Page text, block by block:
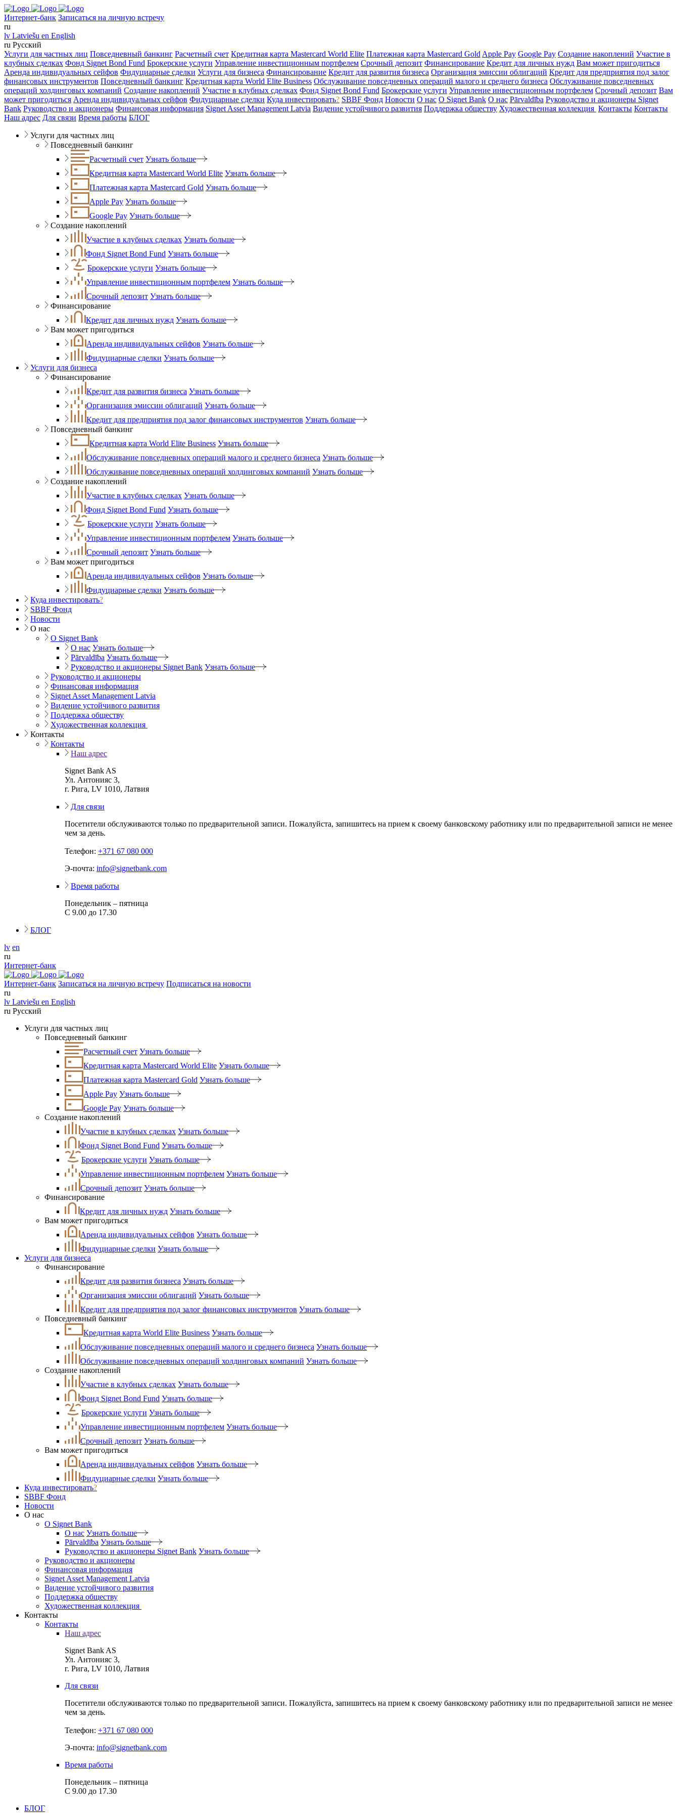
Интернет-банк Записаться на личную встречу
ru
lv Latviešu en English
ru Русский
Услуги для частных лиц Повседневный банкинг Расчетный счет Кредитная карта Mastercard World Elite Платежная карта Mastercard Gold Apple Pay Google Pay Создание накоплений Участие в
клубных сделках Фонд Signet Bond Fund Брокерские услуги Управление инвестиционным портфелем Срочный депозит Финансирование Кредит для личных нужд Вам может пригодиться
Аренда индивидуальных сейфов Фидуциарные сделки Услуги для бизнеса Финансирование Кредит для развития бизнеса Организация эмиссии облигаций Кредит для предприятия под залог
финансовых инструментов Повседневный банкинг Кредитная карта World Elite Business Обслуживание повседневных операций малого и среднего бизнеса Обслуживание повседневных
операций холдинговых компаний Создание накоплений Участие в клубных сделках Фонд Signet Bond Fund Брокерские услуги Управление инвестиционным портфелем Срочный депозит Вам
может пригодиться Аренда индивидуальных сейфов Фидуциарные сделки Куда инвестировать? SBBF Фонд Новости О нас O Signet Bank О нас Pārvaldība Руководство и акционеры Signet
Bank Руководство и акционеры Финансовая информация Signet Asset Management Latvia Видение устойчивого развития Поддержка обществу Художественная коллекция Контакты Контакты
Наш адрес Для связи Время работы БЛОГ
Услуги для частных лиц
Повседневный банкинг
Расчетный счет Узнать больше
Кредитная карта Mastercard World Elite Узнать больше
Платежная карта Mastercard Gold Узнать больше
Apple Pay Узнать больше
Google Pay Узнать больше
Создание накоплений
Участие в клубных сделках Узнать больше
Фонд Signet Bond Fund Узнать больше
Брокерские услуги Узнать больше
Управление инвестиционным портфелем Узнать больше
Срочный депозит Узнать больше
Финансирование
Кредит для личных нужд Узнать больше
Вам может пригодиться
Аренда индивидуальных сейфов Узнать больше
Фидуциарные сделки Узнать больше
Услуги для бизнеса
Финансирование
Кредит для развития бизнеса Узнать больше
Организация эмиссии облигаций Узнать больше
Кредит для предприятия под залог финансовых инструментов Узнать больше
Повседневный банкинг
Кредитная карта World Elite Business Узнать больше
Обслуживание повседневных операций малого и среднего бизнеса Узнать больше
Обслуживание повседневных операций холдинговых компаний Узнать больше
Создание накоплений
Участие в клубных сделках Узнать больше
Фонд Signet Bond Fund Узнать больше
Брокерские услуги Узнать больше
Управление инвестиционным портфелем Узнать больше
Срочный депозит Узнать больше
Вам может пригодиться
Аренда индивидуальных сейфов Узнать больше
Фидуциарные сделки Узнать больше
Куда инвестировать?
SBBF Фонд
Новости
О нас
O Signet Bank
О нас Узнать больше
Pārvaldība Узнать больше
Руководство и акционеры Signet Bank Узнать больше
Руководство и акционеры
Финансовая информация
Signet Asset Management Latvia
Видение устойчивого развития
Поддержка обществу
Художественная коллекция
Контакты
Контакты
Наш адрес
Signet Bank AS
Ул. Антонияс 3,
г. Рига, LV 1010, Латвия
Для связи
Посетители обслуживаются только по предварительной записи. Пожалуйста, запишитесь на прием к своему банковскому работнику или по предварительной записи не менее
чем за день.
Телефон: +371 67 080 000
Э-почта: info@signetbank.com
Время работы
Понедельник – пятница
С 9.00 до 17.30
БЛОГ
lv en
ru
Интернет-банк
Интернет-банк Записаться на личную встречу Подписаться на новости
ru
lv Latviešu en English
ru Русский
Услуги для частных лиц
Повседневный банкинг
Расчетный счет Узнать больше
Кредитная карта Mastercard World Elite Узнать больше
Платежная карта Mastercard Gold Узнать больше
Apple Pay Узнать больше
Google Pay Узнать больше
Создание накоплений
Участие в клубных сделках Узнать больше
Фонд Signet Bond Fund Узнать больше
Брокерские услуги Узнать больше
Управление инвестиционным портфелем Узнать больше
Срочный депозит Узнать больше
Финансирование
Кредит для личных нужд Узнать больше
Вам может пригодиться
Аренда индивидуальных сейфов Узнать больше
Фидуциарные сделки Узнать больше
Услуги для бизнеса
Финансирование
Кредит для развития бизнеса Узнать больше
Организация эмиссии облигаций Узнать больше
Кредит для предприятия под залог финансовых инструментов Узнать больше
Повседневный банкинг
Кредитная карта World Elite Business Узнать больше
Обслуживание повседневных операций малого и среднего бизнеса Узнать больше
Обслуживание повседневных операций холдинговых компаний Узнать больше
Создание накоплений
Участие в клубных сделках Узнать больше
Фонд Signet Bond Fund Узнать больше
Брокерские услуги Узнать больше
Управление инвестиционным портфелем Узнать больше
Срочный депозит Узнать больше
Вам может пригодиться
Аренда индивидуальных сейфов Узнать больше
Фидуциарные сделки Узнать больше
Куда инвестировать?
SBBF Фонд
Новости
О нас
O Signet Bank
О нас Узнать больше
Pārvaldība Узнать больше
Руководство и акционеры Signet Bank Узнать больше
Руководство и акционеры
Финансовая информация
Signet Asset Management Latvia
Видение устойчивого развития
Поддержка обществу
Художественная коллекция
Контакты
Контакты
Наш адрес
Signet Bank AS
Ул. Антонияс 3,
г. Рига, LV 1010, Латвия
Для связи
Посетители обслуживаются только по предварительной записи. Пожалуйста, запишитесь на прием к своему банковскому работнику или по предварительной записи не менее
чем за день.
Телефон: +371 67 080 000
Э-почта: info@signetbank.com
Время работы
Понедельник – пятница
С 9.00 до 17.30
БЛОГ